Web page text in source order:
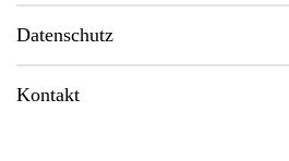
Datenschutz
Kontakt